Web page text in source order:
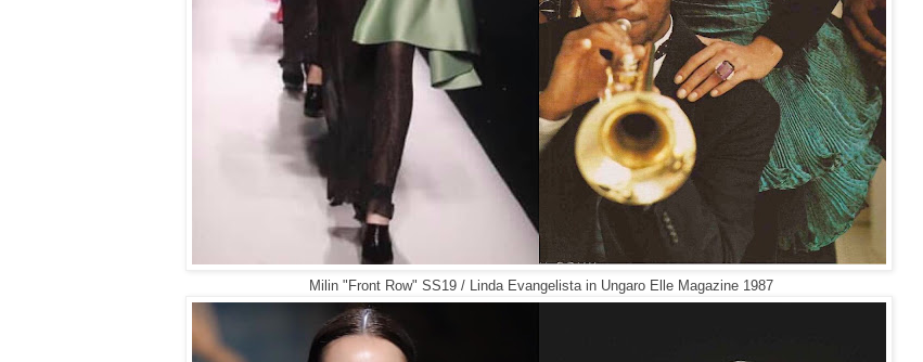
Milin "Front Row" SS19 / Linda Evangelista in Ungaro Elle Magazine 1987